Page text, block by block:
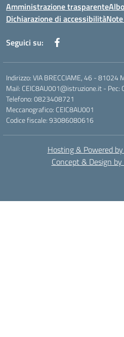
Amministrazione trasparente
Dichiarazione di accessibilità
Seguici su:
Indirizzo: VIA BRECCIAME, 46 - 81024
Mail: CEIC8AU001@istruzione.it -
Telefono: 0823408721
Meccanografico: CEIC8AU001
Codice fiscale: 93086080616
Hosting & Powered
Concept & Design